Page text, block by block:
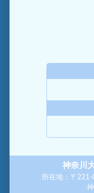
神奈川
所在地：〒221-